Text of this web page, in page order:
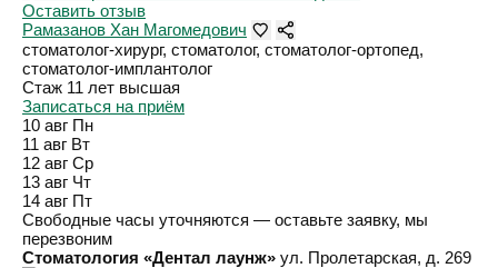
Оставить отзыв
Рамазанов Хан Магомедович
стоматолог-хирург, стоматолог, стоматолог-ортопед,
стоматолог-имплантолог
Стаж 11 лет высшая
Записаться на приём
10 авг Пн
11 авг Вт
12 авг Ср
13 авг Чт
14 авг Пт
Свободные часы уточняются — оставьте заявку, мы
перезвоним
Стоматология «Дентал лаунж» ул. Пролетарская, д. 269